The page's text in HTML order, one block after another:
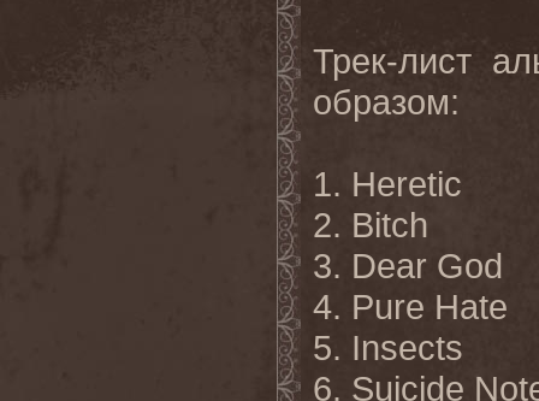
Трек-лист
образом:
1. Heretic
2. Bitch
3. Dear God
4. Pure Hate
5. Insects
6. Suicide